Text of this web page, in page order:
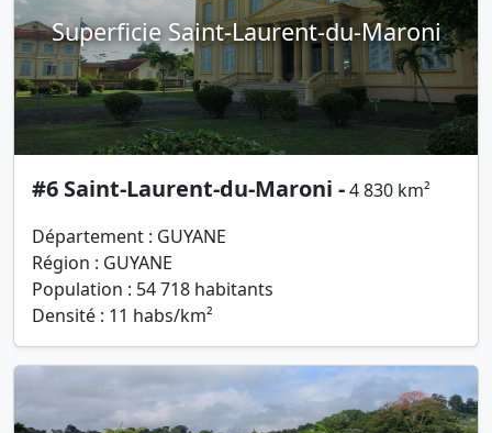
Superficie Saint-Laurent-du-Maroni
#6 Saint-Laurent-du-Maroni -4 830 km²
Département : GUYANE
Région : GUYANE
Population : 54 718 habitants
Densité : 11 habs/km²